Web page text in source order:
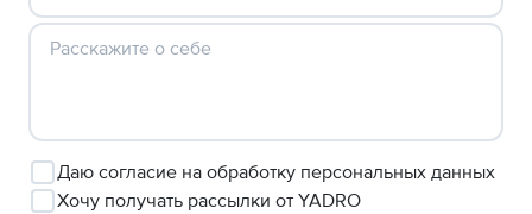
Расскажите о себе
Даю согласие на обработку персональных данных
Хочу получать рассылки от YADRO